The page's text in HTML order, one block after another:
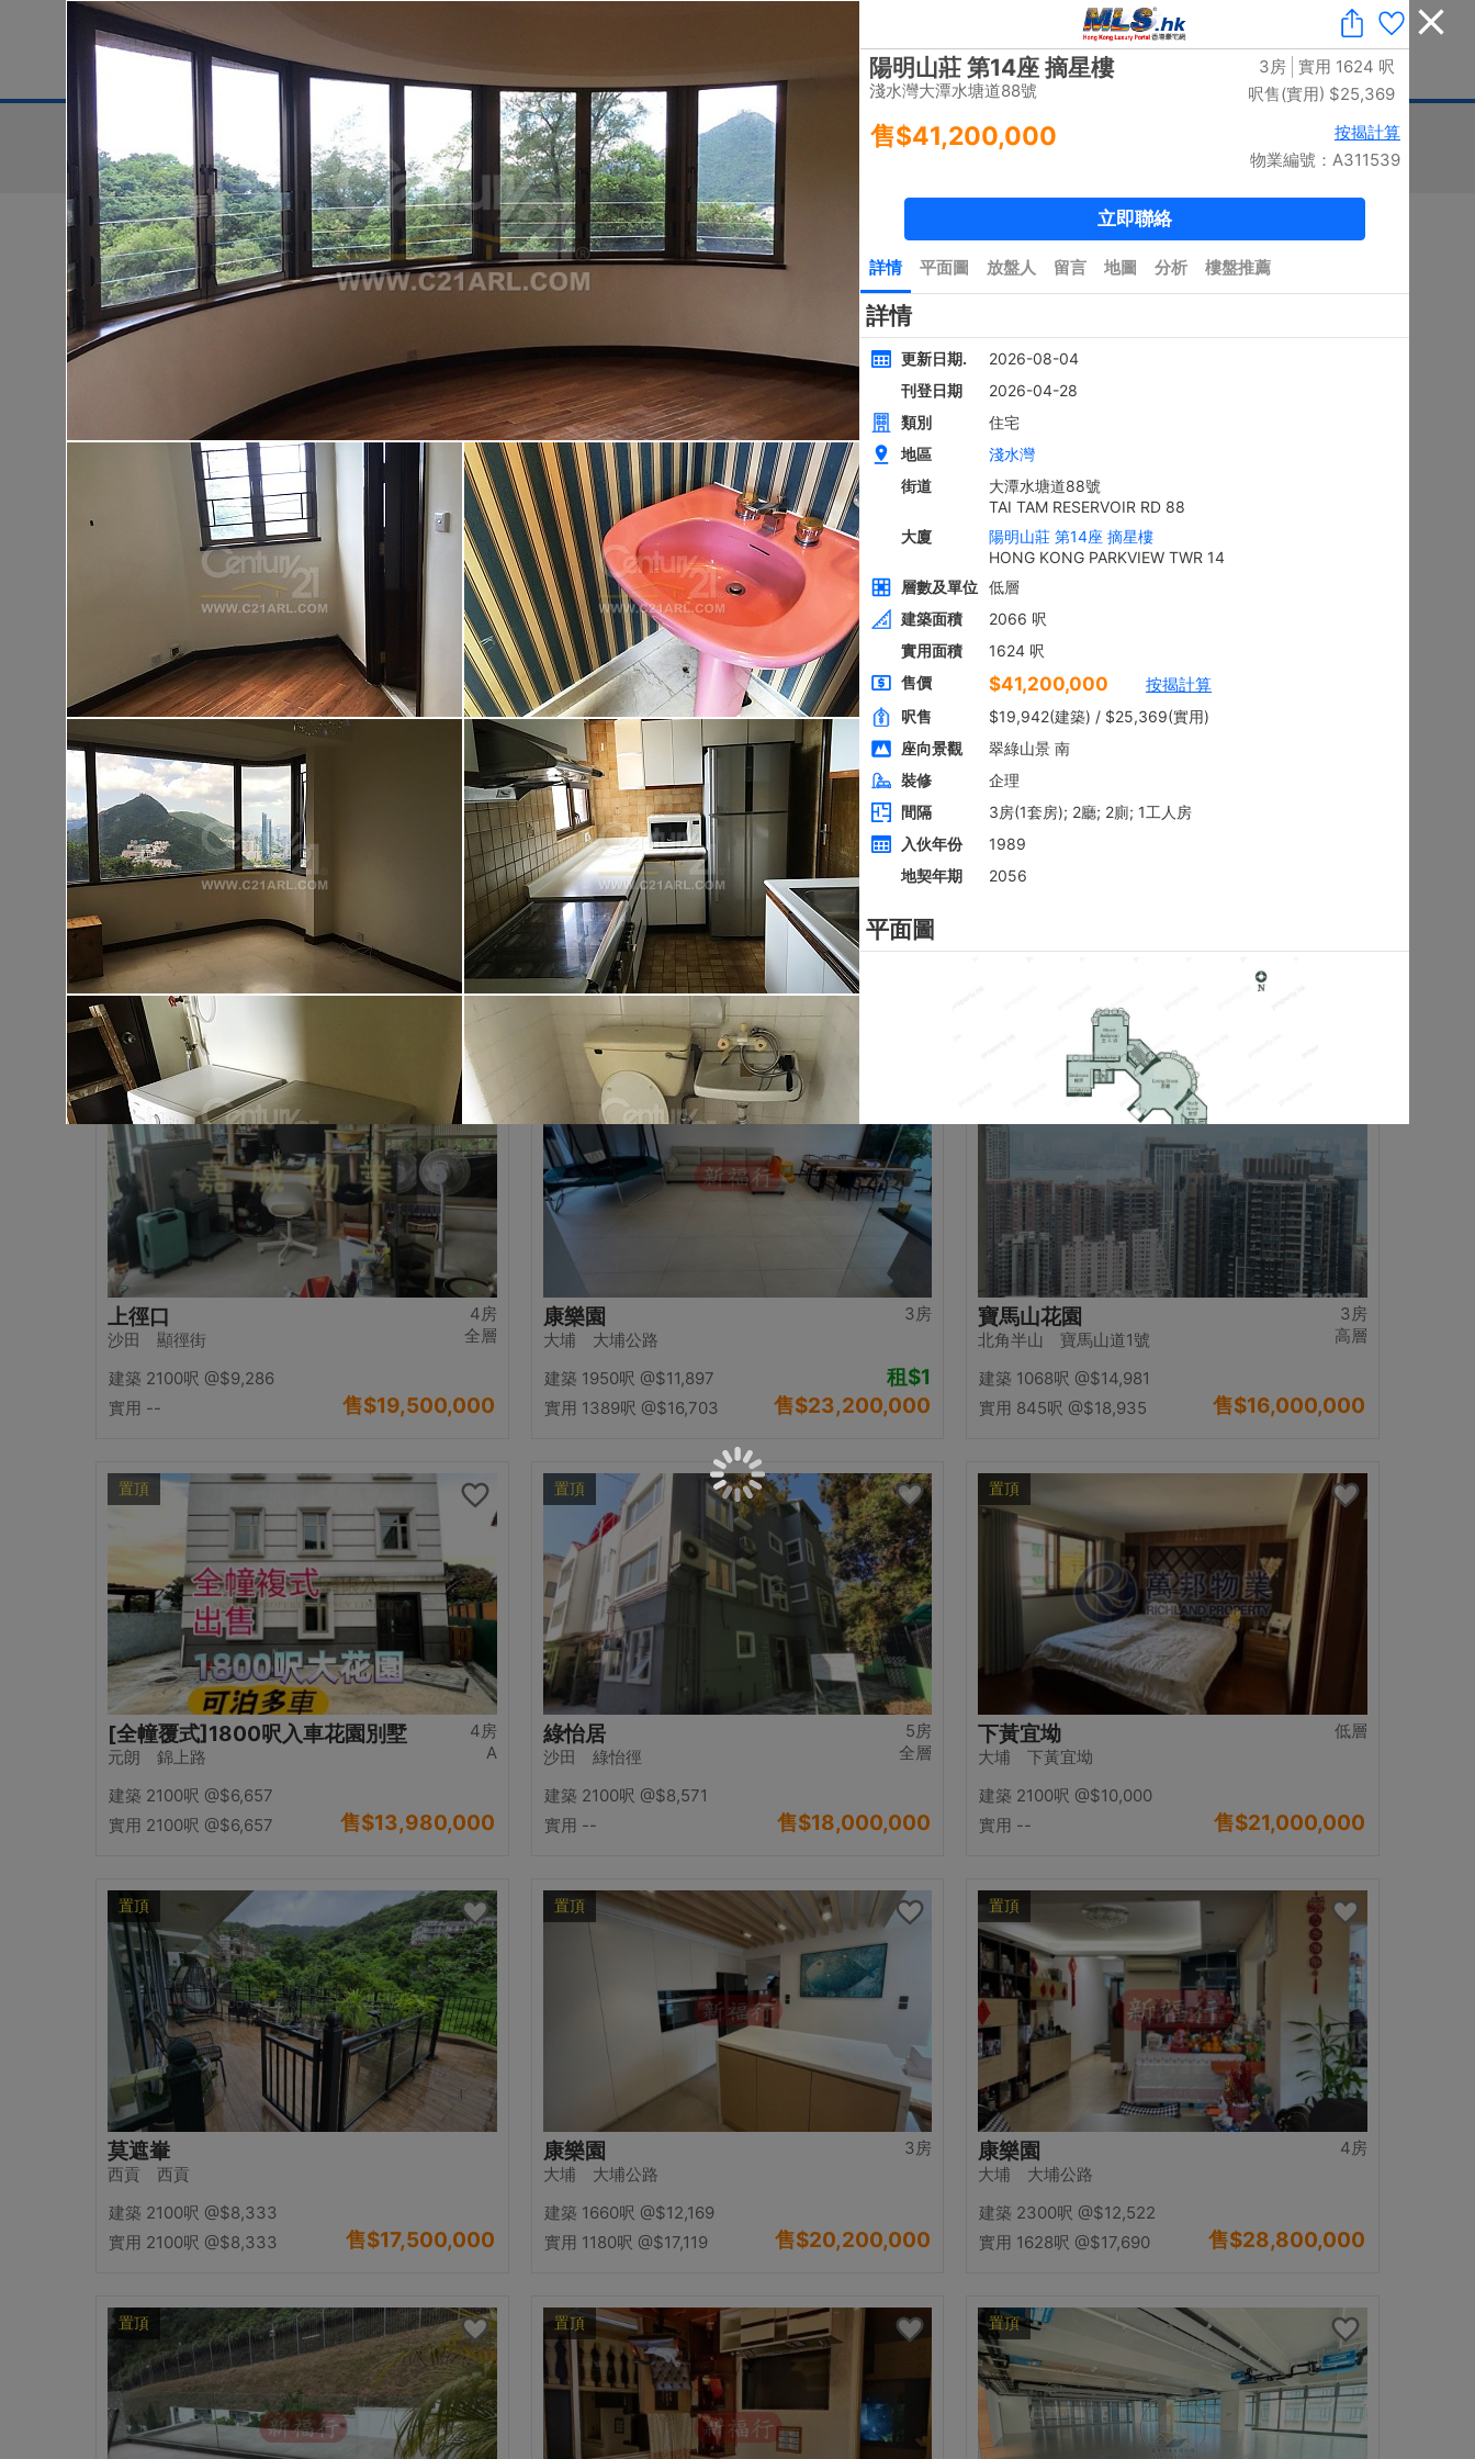
免費業主放盤 | 業主刪除樓盤 | ENG
豪宅市場消息 豪宅論壇 按揭計算 印花稅
售盤 類別 面積 間隔 排序
搜尋條件: 售盤 個 / 有相： 5786 個
黃金置頂
低層
大埔 大埔頭村
建築 1400呎@$9,500
售 $13,300,000
黃金置頂
4房
全層
西貢近路樓新全幢
西貢
建築 2100呎@$5,714
實用 --
售$12,000,000
黃金置頂
上徑口
沙田 顯徑街
建築 2100呎@$9,281
售
高層
長沙灣 青山道485號
建築 3631呎
實用 2542呎@$6,688
租$76,800
售$17,000,000
置頂
低層
東方花園
何文田 太子道西236-238號
建築 1350呎@$9,259
實用 1058呎@$11,815 售$12,500,000
置頂
平面圖
$13,980,000
置頂
4房
全層
上徑口
沙田 顯徑街
建築 2100呎 @$9,286
實用 --
售$19,500,000
3房
康樂園
大埔 大埔公路
建築 1950呎 @$11,897
實用 1389呎 @$16,703
租$1
售$23,200,000
3房
高層
寶馬山花園
北角半山 寶馬山道1號
建築 1068呎 @$14,981
實用 845呎 @$18,935 售$16,000,000
置頂
4房
A
[全幢覆式]1800呎入車花園別墅
元朗 錦上路
建築 2100呎 @$6,657
實用 2100呎 @$6,657 售$13,980,000
置頂
5房
全層
綠怡居
沙田 綠怡徑
建築 2100呎 @$8,571
實用 --
售$18,000,000
置頂
低層
下黃宜坳
大埔 下黃宜坳
建築 2100呎 @$10,000
實用 --
售$21,000,000
置頂
莫遮輋
西貢 西貢
建築 2100呎 @$8,333
實用 2100呎 @$8,333 售$17,500,000
置頂
3房
康樂園
大埔 大埔公路
建築 1660呎 @$12,169
實用 1180呎 @$17,119 售$20,200,000
置頂
4房
康樂園
大埔 大埔公路
建築 2300呎 @$12,522
實用 1628呎 @$17,690 售$28,800,000
置頂 置頂 置頂